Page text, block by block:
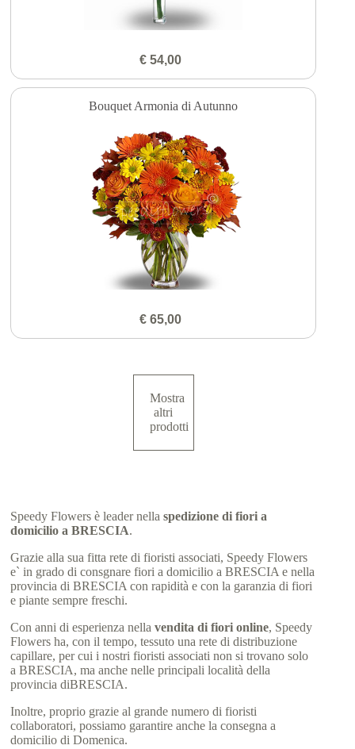
€ 54,00
Bouquet Armonia di Autunno
€ 65,00
Mostra
altri
prodotti
Speedy Flowers è leader nellaspedizione di fiori a
domicilio a BRESCIA.
Grazie alla sua fitta rete di fioristi associati, Speedy Flowers
e` in grado di consgnare fiori a domicilio a BRESCIA e nella
provincia di BRESCIA con rapidità e con la garanzia di fiori
e piante sempre freschi.
Con anni di esperienza nellavendita di fiori online, Speedy
Flowers ha, con il tempo, tessuto una rete di distribuzione
capillare, per cui i nostri fioristi associati non si trovano solo
a BRESCIA, ma anche nelle principali località della
provincia diBRESCIA.
Inoltre, proprio grazie al grande numero di fioristi
collaboratori, possiamo garantire anche la consegna a
domicilio di Domenica.